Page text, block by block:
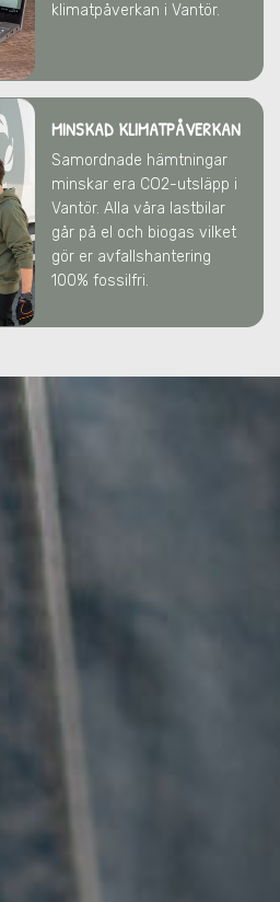
klimatpåverkan i Vantör.
MINSKAD KLIMATPÅVERKAN
Samordnade hämtningar
minskar era CO2-utsläpp i
Vantör. Alla våra lastbilar
går på el och biogas vilket
gör er avfallshantering
100% fossilfri.